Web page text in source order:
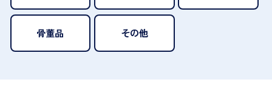
骨董品 その他